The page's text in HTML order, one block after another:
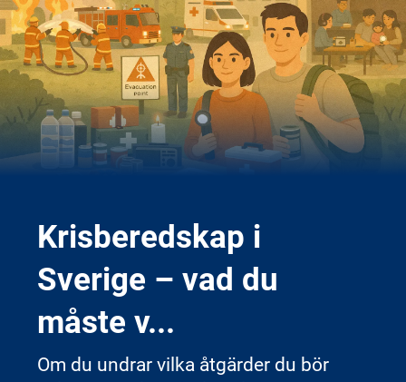
demokratiska institutioner.
Krisberedskap i
Sverige – vad du
måste v...
Om du undrar vilka åtgärder du bör